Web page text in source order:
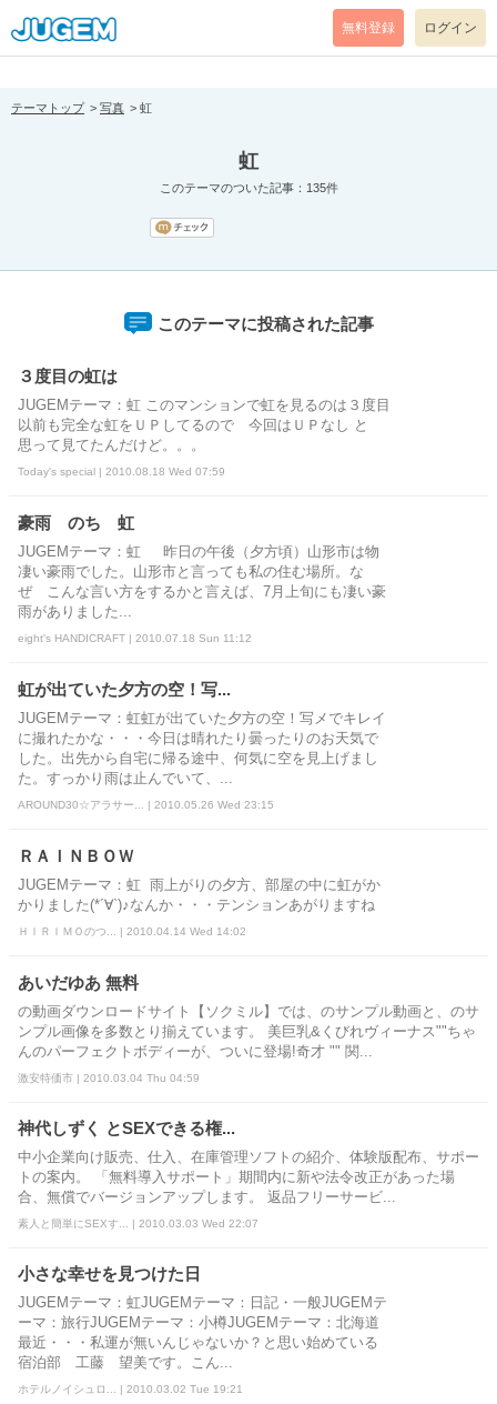
[pear_error: message="Success" code=0 mode=return level=notice
prefix="" info=""]
無料登録 ログイン
テーマトップ 写真 虹
虹
このテーマのついた記事：135件
このテーマに投稿された記事
３度目の虹は
JUGEMテーマ：虹 このマンションで虹を見るのは３度目
以前も完全な虹をＵＰしてるので 今回はＵＰなし と
思って見てたんだけど。。。
Today's special | 2010.08.18 Wed 07:59
豪雨 のち 虹
JUGEMテーマ：虹 昨日の午後（夕方頃）山形市は物
凄い豪雨でした。山形市と言っても私の住む場所。な
ぜ こんな言い方をするかと言えば、7月上旬にも凄い豪
雨がありました...
eight's HANDICRAFT | 2010.07.18 Sun 11:12
虹が出ていた夕方の空！写...
JUGEMテーマ：虹虹が出ていた夕方の空！写メでキレイ
に撮れたかな・・・今日は晴れたり曇ったりのお天気で
した。出先から自宅に帰る途中、何気に空を見上げまし
た。すっかり雨は止んでいて、...
AROUND30☆アラサー... | 2010.05.26 Wed 23:15
ＲＡＩＮＢＯＷ
JUGEMテーマ：虹 雨上がりの夕方、部屋の中に虹がか
かりました(*´∀`)♪なんか・・・テンションあがりますね
ＨＩＲＩＭＯのつ... | 2010.04.14 Wed 14:02
あいだゆあ 無料
の動画ダウンロードサイト【ソクミル】では、のサンプル動画と、のサ
ンプル画像を多数とり揃えています。 美巨乳&くびれヴィーナス""ちゃ
んのパーフェクトボディーが、ついに登場!奇才 "" 関...
激安特価市 | 2010.03.04 Thu 04:59
神代しずく とSEXできる権...
中小企業向け販売、仕入、在庫管理ソフトの紹介、体験版配布、サポー
トの案内。 「無料導入サポート」期間内に新や法令改正があった場
合、無償でバージョンアップします。 返品フリーサービ...
素人と簡単にSEXす... | 2010.03.03 Wed 22:07
小さな幸せを見つけた日
JUGEMテーマ：虹JUGEMテーマ：日記・一般JUGEMテ
ーマ：旅行JUGEMテーマ：小樽JUGEMテーマ：北海道
最近・・・私運が無いんじゃないか？と思い始めている
宿泊部 工藤 望美です。こん...
ホテルノイシュロ... | 2010.03.02 Tue 19:21